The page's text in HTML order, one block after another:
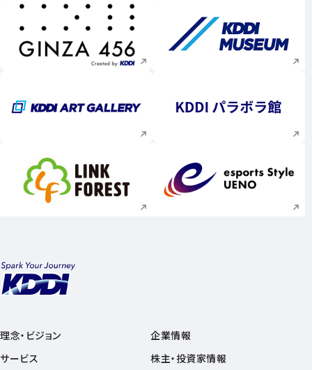
新規ウィンドウで開く 新規ウィンドウで
新規ウィンドウで開く 新規ウィンドウで
新規ウィンドウで開く 新規ウィンドウで
理念・ビジョン
サービス
企業情報
株主・投資家情報